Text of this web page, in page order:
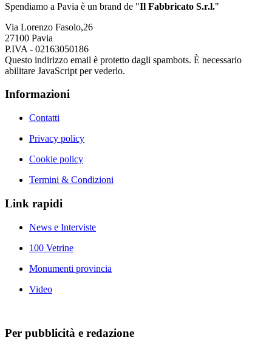
Spendiamo a Pavia è un brand de "Il Fabbricato S.r.l."
Via Lorenzo Fasolo,26
27100 Pavia
P.IVA - 02163050186
Questo indirizzo email è protetto dagli spambots. È necessario
abilitare JavaScript per vederlo.
Informazioni
Contatti
Privacy policy
Cookie policy
Termini & Condizioni
Link rapidi
News e Interviste
100 Vetrine
Monumenti provincia
Video
Per pubblicità e redazione